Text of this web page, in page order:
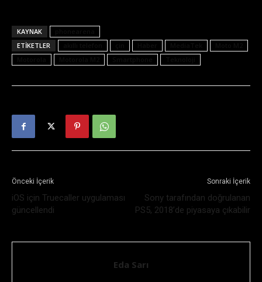
KAYNAK
ETIKETLER
Önceki İçerik
iOS için Truecaller uygulaması
güncellendi
Sonraki İçerik
Sony tarafından doğrulanan
PS5, 2018’de piyasaya çıkabilir
Eda Sarı